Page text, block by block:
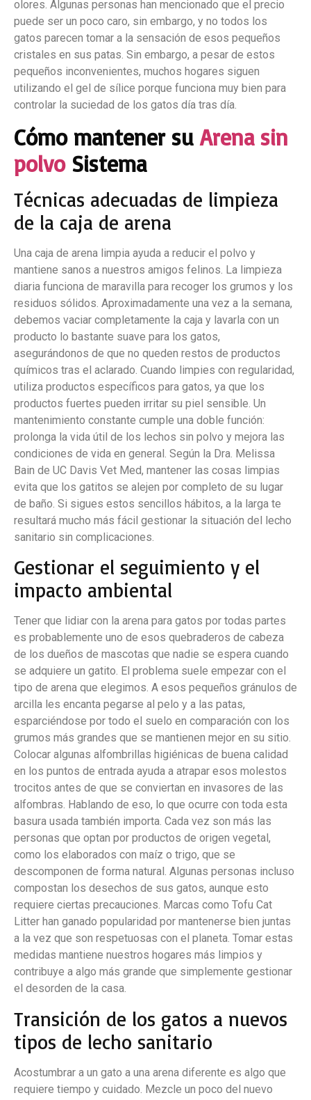
olores. Algunas personas han mencionado que el precio
puede ser un poco caro, sin embargo, y no todos los
gatos parecen tomar a la sensación de esos pequeños
cristales en sus patas. Sin embargo, a pesar de estos
pequeños inconvenientes, muchos hogares siguen
utilizando el gel de sílice porque funciona muy bien para
controlar la suciedad de los gatos día tras día.
Cómo mantener su Arena sin
polvoSistema
Técnicas adecuadas de limpieza
de la caja de arena
Una caja de arena limpia ayuda a reducir el polvo y
mantiene sanos a nuestros amigos felinos. La limpieza
diaria funciona de maravilla para recoger los grumos y los
residuos sólidos. Aproximadamente una vez a la semana,
debemos vaciar completamente la caja y lavarla con un
producto lo bastante suave para los gatos,
asegurándonos de que no queden restos de productos
químicos tras el aclarado. Cuando limpies con regularidad,
utiliza productos específicos para gatos, ya que los
productos fuertes pueden irritar su piel sensible. Un
mantenimiento constante cumple una doble función:
prolonga la vida útil de los lechos sin polvo y mejora las
condiciones de vida en general. Según la Dra. Melissa
Bain de UC Davis Vet Med, mantener las cosas limpias
evita que los gatitos se alejen por completo de su lugar
de baño. Si sigues estos sencillos hábitos, a la larga te
resultará mucho más fácil gestionar la situación del lecho
sanitario sin complicaciones.
Gestionar el seguimiento y el
impacto ambiental
Tener que lidiar con la arena para gatos por todas partes
es probablemente uno de esos quebraderos de cabeza
de los dueños de mascotas que nadie se espera cuando
se adquiere un gatito. El problema suele empezar con el
tipo de arena que elegimos. A esos pequeños gránulos de
arcilla les encanta pegarse al pelo y a las patas,
esparciéndose por todo el suelo en comparación con los
grumos más grandes que se mantienen mejor en su sitio.
Colocar algunas alfombrillas higiénicas de buena calidad
en los puntos de entrada ayuda a atrapar esos molestos
trocitos antes de que se conviertan en invasores de las
alfombras. Hablando de eso, lo que ocurre con toda esta
basura usada también importa. Cada vez son más las
personas que optan por productos de origen vegetal,
como los elaborados con maíz o trigo, que se
descomponen de forma natural. Algunas personas incluso
compostan los desechos de sus gatos, aunque esto
requiere ciertas precauciones. Marcas como Tofu Cat
Litter han ganado popularidad por mantenerse bien juntas
a la vez que son respetuosas con el planeta. Tomar estas
medidas mantiene nuestros hogares más limpios y
contribuye a algo más grande que simplemente gestionar
el desorden de la casa.
Transición de los gatos a nuevos
tipos de lecho sanitario
Acostumbrar a un gato a una arena diferente es algo que
requiere tiempo y cuidado. Mezcle un poco del nuevo